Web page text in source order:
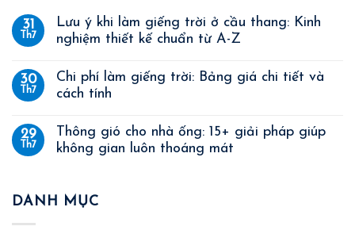
31
Th7
Lưu ý khi làm giếng trời ở cầu thang: Kinh
nghiệm thiết kế chuẩn từ A-Z
30
Th7
Chi phí làm giếng trời: Bảng giá chi tiết và
cách tính
29
Th7
Thông gió cho nhà ống: 15+ giải pháp giúp
không gian luôn thoáng mát
DANH MỤC